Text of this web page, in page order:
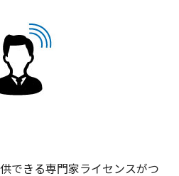
できる専門家ライセンスがつ